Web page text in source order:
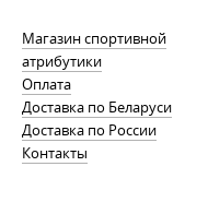
Магазин спортивной
атрибутики
Оплата
Доставка по Беларуси
Доставка по России
Контакты